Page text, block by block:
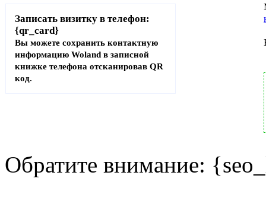
Записать визитку в телефон:
{qr_card}
Вы можете сохранить контактную
информацию Woland в записной
книжке телефона отсканировав QR
код.
Обратите внимание: